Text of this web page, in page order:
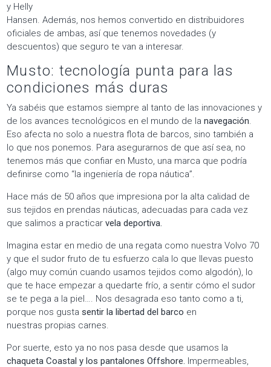
y Helly
Hansen. Además, nos hemos convertido en distribuidores
oficiales de ambas, así que tenemos novedades (y
descuentos) que seguro te van a interesar.
Musto: tecnología punta para las
condiciones más duras
Ya sabéis que estamos siempre al tanto de las innovaciones y
de los avances tecnológicos en el mundo de lanavegación.
Eso afecta no solo a nuestra flota de barcos, sino también a
lo que nos ponemos. Para asegurarnos de que así sea, no
tenemos más que confiar en Musto, una marca que podría
definirse como “la ingeniería de ropa náutica”.
Hace más de 50 años que impresiona por la alta calidad de
sus tejidos en prendas náuticas, adecuadas para cada vez
que salimos a practicarvela deportiva.
Imagina estar en medio de una regata como nuestra Volvo 70
y que el sudor fruto de tu esfuerzo cala lo que llevas puesto
(algo muy común cuando usamos tejidos como algodón), lo
que te hace empezar a quedarte frío, a sentir cómo el sudor
se te pega a la piel…. Nos desagrada eso tanto como a ti,
porque nos gustasentir la libertad del barco en
nuestras propias carnes.
Por suerte, esto ya no nos pasa desde que usamos la
chaqueta Coastal y los pantalones Offshore. Impermeables,